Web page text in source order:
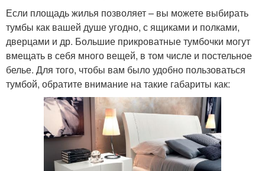
Если площадь жилья позволяет – вы можете выбирать
тумбы как вашей душе угодно, с ящиками и полками,
дверцами и др. Большие прикроватные тумбочки могут
вмещать в себя много вещей, в том числе и постельное
белье. Для того, чтобы вам было удобно пользоваться
тумбой, обратите внимание на такие габариты как: